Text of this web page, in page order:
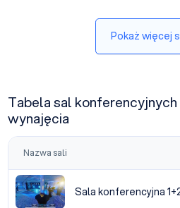
Pokaż więcej
Tabela sal
wynajęcia
Nazwa sali
Sala konferencyjna 1+2+3+4
Sala konferencyjna